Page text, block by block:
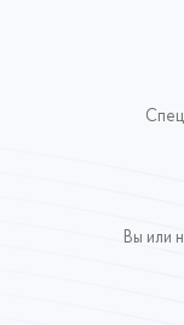
Вы или